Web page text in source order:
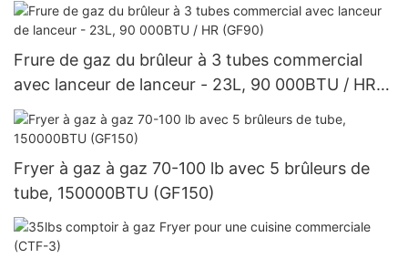
Frure de gaz du brûleur à 3 tubes commercial
avec lanceur de lanceur - 23L, 90 000BTU / HR
(GF90)
Fryer à gaz à gaz 70-100 lb avec 5 brûleurs de
tube, 150000BTU (GF150)